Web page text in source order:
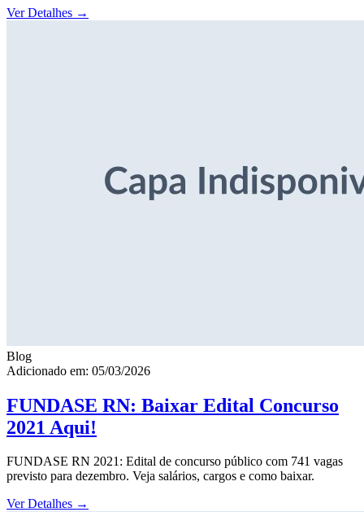
Ver Detalhes →
Blog
Adicionado em: 05/03/2026
FUNDASE RN: Baixar Edital Concurso
2021 Aqui!
FUNDASE RN 2021: Edital de concurso público com 741 vagas
previsto para dezembro. Veja salários, cargos e como baixar.
Ver Detalhes →